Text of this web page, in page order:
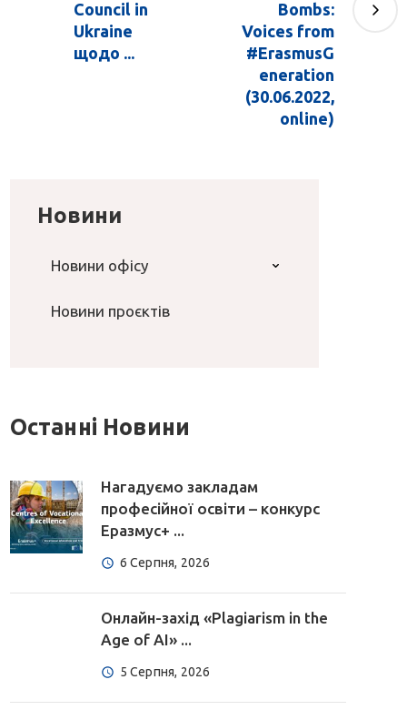
Council in
Ukraine
щодо ...
Bombs:
Voices from
#ErasmusG
eneration
(30.06.2022,
online)
Новини
Новини офісу
Новини проєктів
Останні Новини
Нагадуємо закладам
професійної освіти – конкурс
Еразмус+ ...
6 Серпня, 2026
Онлайн-захід «Plagiarism in the
Age of AI» ...
5 Серпня, 2026